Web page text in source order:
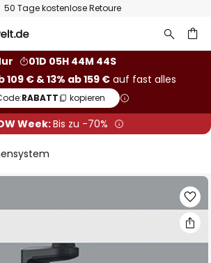
50 Tage kostenlose Retoure
01D 05H 44M 43S
109 € & 13% ab 159 €auf fast alles
RABATT kopieren
Week:Bis zu -70%